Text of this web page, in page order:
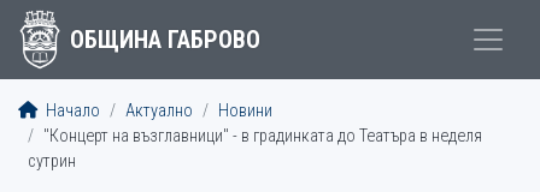
ОБЩИНА ГАБРОВО
Начало Актуално
Новини
"Концерт на възглавници" - в градинката до Театъра в неделя
сутрин